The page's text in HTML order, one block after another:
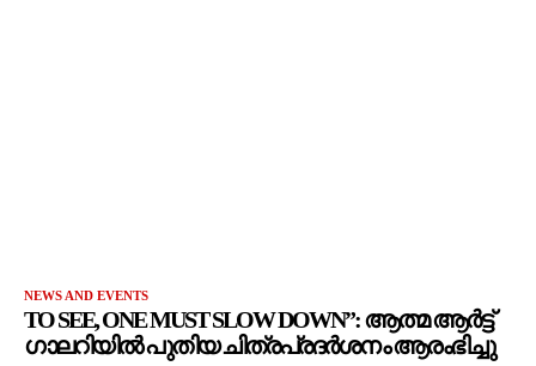
NEWS AND EVENTS
TO SEE, ONE MUST SLOW DOWN”: ആത്മ ആർട്ട്
ഗാലറിയിൽ പുതിയ ചിത്രപ്രദർശനം ആരംഭിച്ചു